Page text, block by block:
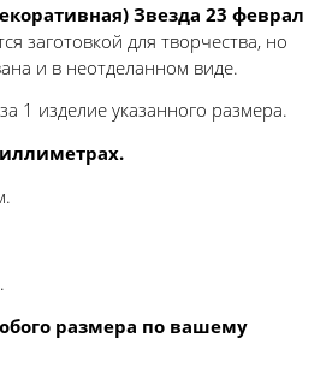
Звезда 23 феврал
заготовкой для творчества, но
и в неотделанном виде.
1 изделие указанного размера.
размера по вашему